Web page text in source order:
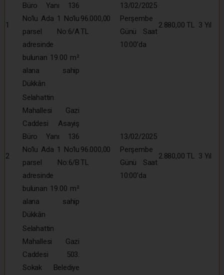
1
Büro Yanı 136
No’lu Ada 1 No’lu
parsel No:6/A
adresinde
bulunan 19.00 m²
alana sahip
Dükkân
96.000,00
TL
13/02/2025
Perşembe
Günü Saat
10:00’da
2.880,00 TL 3 Yıl
2
Selahattin
Mahallesi Gazi
Caddesi Asayiş
Büro Yanı 136
No’lu Ada 1 No’lu
parsel No:6/B
adresinde
bulunan 19.00 m²
alana sahip
Dükkân
96.000,00
TL
13/02/2025
Perşembe
Günü Saat
10:00’da
2.880,00 TL 3 Yıl
Selahattin
Mahallesi Gazi
Caddesi 503.
Sokak Belediye